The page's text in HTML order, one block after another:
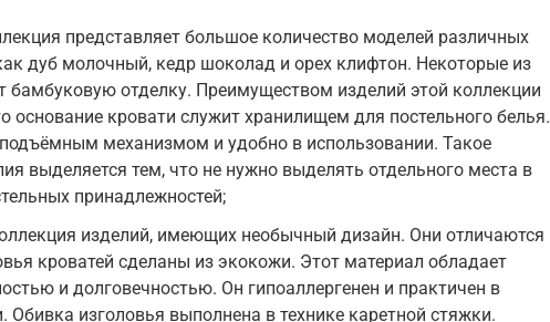
представляет большое количество моделей различных
дуб молочный, кедр шоколад и орех клифтон. Некоторые из
бамбуковую отделку. Преимуществом изделий этой коллекции
основание кровати служит хранилищем для постельного белья.
механизмом и удобно в использовании. Такое
выделяется тем, что не нужно выделять отдельного места в
принадлежностей;
изделий, имеющих необычный дизайн. Они отличаются
кроватей сделаны из экокожи. Этот материал обладает
и долговечностью. Он гипоаллергенен и практичен в
Обивка изголовья выполнена в технике каретной стяжки.